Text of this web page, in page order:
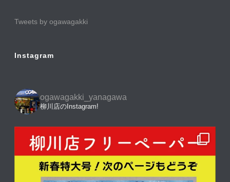
Tweets by ogawagakki
Instagram
ogawagakki_yanagawa
柳川店のInstagram!